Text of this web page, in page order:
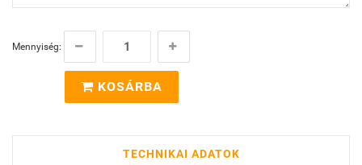
Mennyiség:
KOSÁRBA
TECHNIKAI ADATOK